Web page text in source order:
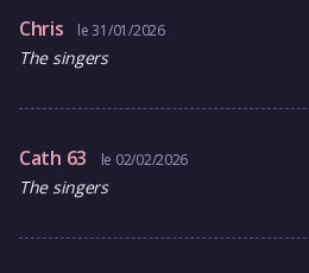
Chris le 31/01/2026
The singers
Cath 63 le 02/02/2026
The singers